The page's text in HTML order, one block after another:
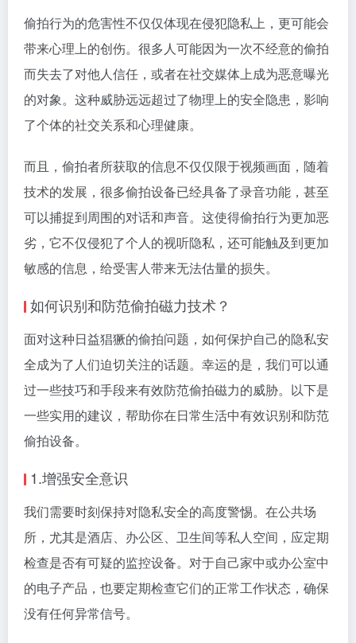
偷拍行为的危害性不仅仅体现在侵犯隐私上，更可能会
带来心理上的创伤。很多人可能因为一次不经意的偷拍
而失去了对他人信任，或者在社交媒体上成为恶意曝光
的对象。这种威胁远远超过了物理上的安全隐患，影响
了个体的社交关系和心理健康。
而且，偷拍者所获取的信息不仅仅限于视频画面，随着
技术的发展，很多偷拍设备已经具备了录音功能，甚至
可以捕捉到周围的对话和声音。这使得偷拍行为更加恶
劣，它不仅侵犯了个人的视听隐私，还可能触及到更加
敏感的信息，给受害人带来无法估量的损失。
如何识别和防范偷拍磁力技术？
面对这种日益猖獗的偷拍问题，如何保护自己的隐私安
全成为了人们迫切关注的话题。幸运的是，我们可以通
过一些技巧和手段来有效防范偷拍磁力的威胁。以下是
一些实用的建议，帮助你在日常生活中有效识别和防范
偷拍设备。
1.增强安全意识
我们需要时刻保持对隐私安全的高度警惕。在公共场
所，尤其是酒店、办公区、卫生间等私人空间，应定期
检查是否有可疑的监控设备。对于自己家中或办公室中
的电子产品，也要定期检查它们的正常工作状态，确保
没有任何异常信号。